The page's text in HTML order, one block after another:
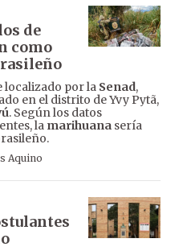
de
como
localizado por la Senad,
en el distrito de Yvy Pytã,
. Según los datos
la marihuana sería
Aquino